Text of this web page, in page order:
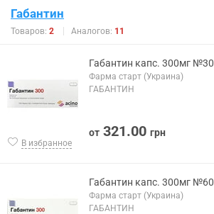
Габантин
Товаров: 2 Аналогов: 11
В избранное
Габантин капс. 300мг №30
Фарма старт (Украина)
ГАБАНТИН
от 321.00 грн
Габантин капс. 300мг №60
Фарма старт (Украина)
ГАБАНТИН